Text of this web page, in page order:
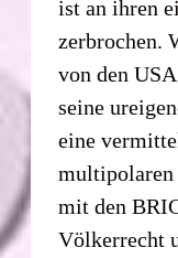
ist an ihren
zerbrochen.
von den
seine
eine
multipolaren
mit den
Völkerrecht